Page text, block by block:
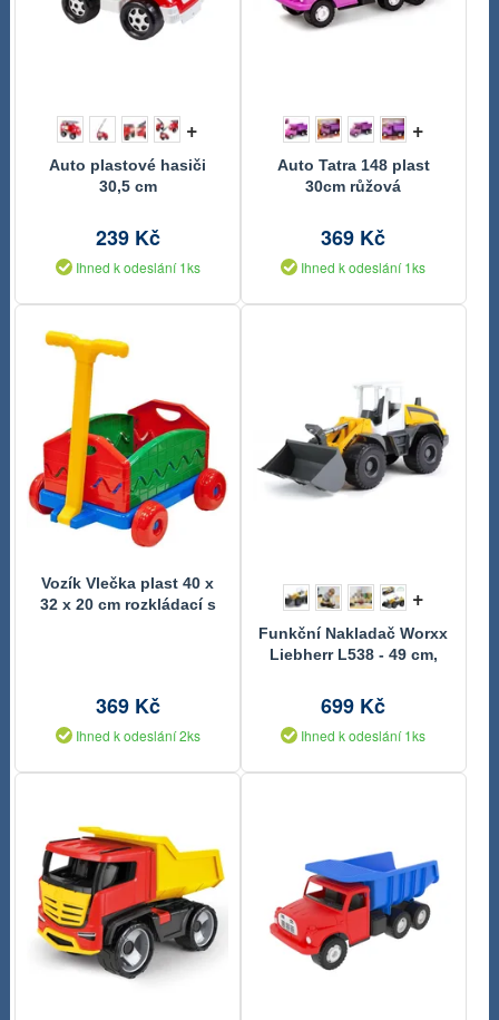
+
Auto plastové hasiči
30,5 cm
239 Kč
Ihned k odeslání 1ks
+
Auto Tatra 148 plast
30cm růžová
369 Kč
Ihned k odeslání 1ks
Vozík Vlečka plast 40 x
32 x 20 cm rozkládací s
369 Kč
Ihned k odeslání 2ks
+
Funkční Nakladač Worxx
Liebherr L538 - 49 cm,
699 Kč
Ihned k odeslání 1ks